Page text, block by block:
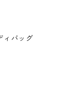
ィバッグ